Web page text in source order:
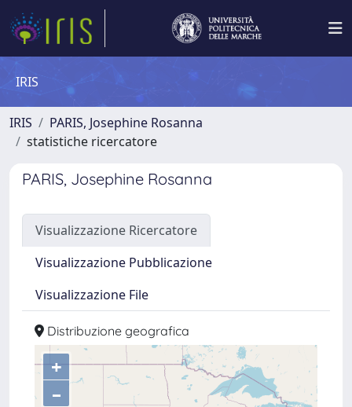
IRIS
IRIS
PARIS, Josephine Rosanna
statistiche ricercatore
PARIS, Josephine Rosanna
Visualizzazione Ricercatore
Visualizzazione Pubblicazione
Visualizzazione File
Distribuzione geografica
+
–